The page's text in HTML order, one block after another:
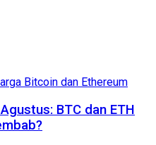
BTC dan ETH